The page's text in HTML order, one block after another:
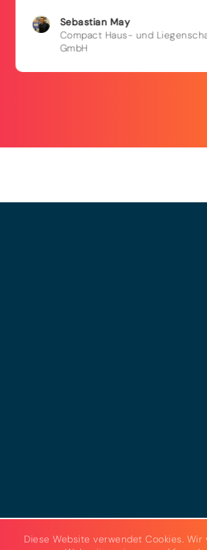
Sebastian May
Compact Haus- und
GmbH
Diese Website verwendet Cookies. Wir